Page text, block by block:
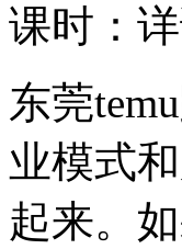
课时：
东莞
业模式
起来。